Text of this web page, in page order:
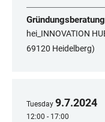
hei_INNOVATION
69120 Heidelberg)
Tuesday 9.7.2024
12:00 - 17:00